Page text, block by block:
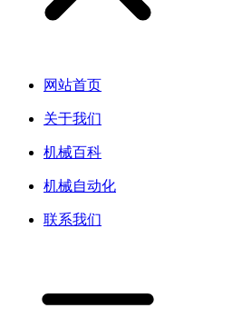
网站首页
关于我们
机械百科
机械自动化
联系我们